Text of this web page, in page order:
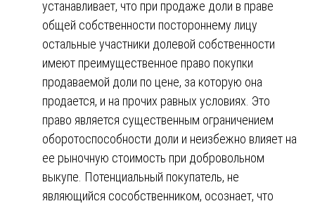
устанавливает, что при продаже доли в праве
общей собственности постороннему лицу
остальные участники долевой собственности
имеют преимущественное право покупки
продаваемой доли по цене, за которую она
продается, и на прочих равных условиях. Это
право является существенным ограничением
оборотоспособности доли и неизбежно влияет на
ее рыночную стоимость при добровольном
выкупе. Потенциальный покупатель, не
являющийся сособственником, осознает, что